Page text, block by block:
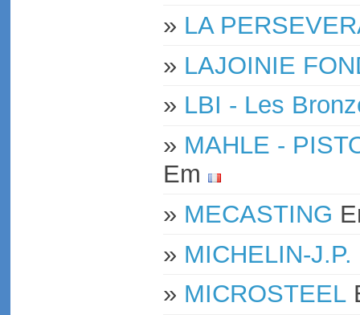
» LA
» LAJOINIE
» LBI - Les
» MAHLE -
Em
» MECASTING
» MICHELIN-
» MICROSTEEL